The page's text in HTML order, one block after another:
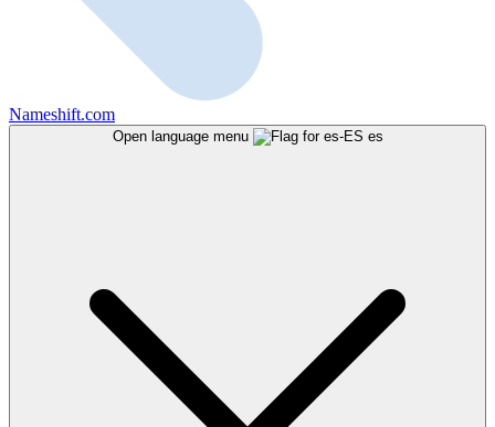
Nameshift.com
Open language menu es